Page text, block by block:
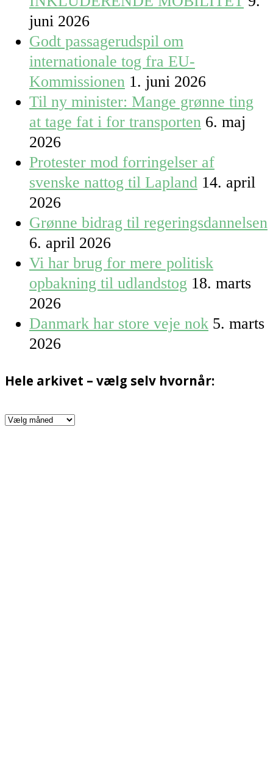
juni 2026
Godt passagerudspil om
internationale tog fra EU-
Kommissionen 1. juni 2026
Til ny minister: Mange grønne ting
at tage fat i for transporten 6. maj
2026
Protester mod forringelser af
svenske nattog til Lapland 14. april
2026
Grønne bidrag til regeringsdannelsen
6. april 2026
Vi har brug for mere politisk
opbakning til udlandstog 18. marts
2026
Danmark har store veje nok 5. marts
2026
Hele arkivet – vælg selv hvornår:
Hele